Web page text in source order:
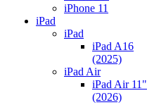
iPhone 11
iPad
iPad
iPad A16
(2025)
iPad Air
iPad Air 11"
(2026)